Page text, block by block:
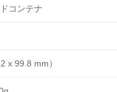
コンテナ
x 99.8 mm）